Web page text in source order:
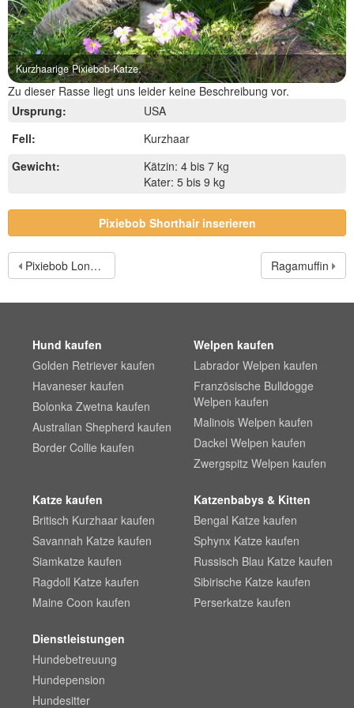
Kurzhaarige Pixiebob-Katze.
Zu dieser Rasse liegt uns leider keine Beschreibung vor.
Ursprung:
USA
Fell:
Kurzhaar
Gewicht:
Kätzin: 4 bis 7 kg
Kater: 5 bis 9 kg
Pixiebob Shorthair inserieren
Pixiebob Longhair Ragamuffin
Hund kaufen
Golden Retriever kaufen
Havaneser kaufen
Bolonka Zwetna kaufen
Australian Shepherd kaufen
Border Collie kaufen
Welpen kaufen
Labrador Welpen kaufen
Französische Bulldogge
Welpen kaufen
Malinois Welpen kaufen
Dackel Welpen kaufen
Zwergspitz Welpen kaufen
Katze kaufen
Britisch Kurzhaar kaufen
Savannah Katze kaufen
Siamkatze kaufen
Ragdoll Katze kaufen
Maine Coon kaufen
Katzenbabys & Kitten
Bengal Katze kaufen
Sphynx Katze kaufen
Russisch Blau Katze kaufen
Sibirische Katze kaufen
Perserkatze kaufen
Dienstleistungen
Hundebetreuung
Hundepension
Hundesitter